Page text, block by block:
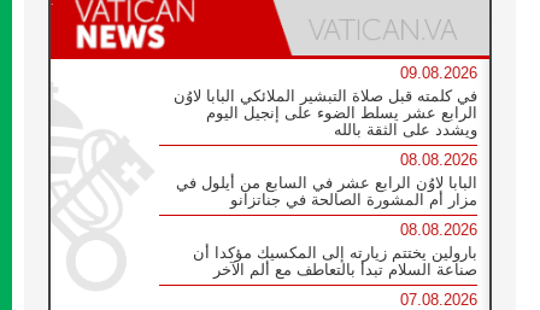
09.08.2026
في كلمته قبل صلاة التبشير الملائكي البابا لاوُن
الرابع عشر يسلط الضوء على إنجيل اليوم
ويشدد على الثقة بالله
08.08.2026
البابا لاوُن الرابع عشر في السابع من أيلول في
مزار أم المشورة الصالحة في جناتزانو
08.08.2026
بارولين يختتم زيارته إلى المكسيك مؤكدا أن
صناعة السلام تبدأ بالتعاطف مع ألم الآخر
07.08.2026